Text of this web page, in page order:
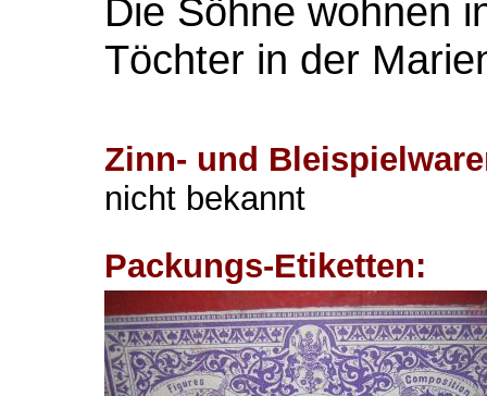
Die Söhne wohnen
Töchter in der
Zinn- und
nicht bekannt
Packungs-Etiketten: